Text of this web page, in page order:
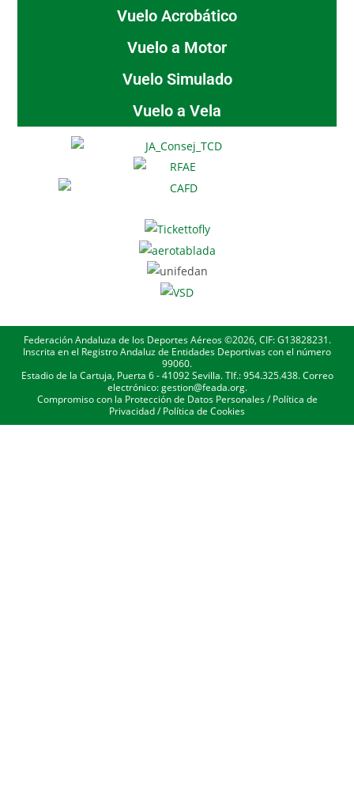
Vuelo Acrobático
Vuelo a Motor
Vuelo Simulado
Vuelo a Vela
Federación Andaluza de los Deportes Aéreos ©2026, CIF: G13828231.
Inscrita en el Registro Andaluz de Entidades Deportivas con el número
99060.
Estadio de la Cartuja, Puerta 6 - 41092 Sevilla. Tlf.: 954.325.438. Correo
electrónico: gestion@feada.org.
Compromiso con la Protección de Datos Personales/Política de
Privacidad/Política de Cookies